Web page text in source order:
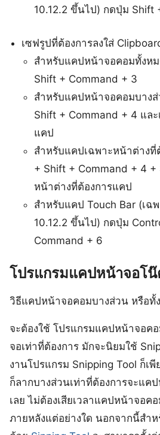
10.12.2 ขึ้นไป) กดปุ่ม Shift
เซฟรูปที่ต้องการลงใส่
สำหรับแคปหน้าจอคอมทั้งห
Shift + Command + 3
สำหรับแคปหน้าจอคอมบาง
Shift + Command + 4 แล
แคป
สำหรับแคปเฉพาะหน้าต่างที่
+ Shift + Command + 4 +
หน้าต่างที่ต้องการแคป
สำหรับแคป Touch Bar (เฉ
10.12.2 ขึ้นไป) กดปุ่ม
Command + 6
โปรแกรมแคปหน้าจอโ
วิธีแคปหน้าจอคอมบางส่วน หรือทั้
จะต้องใช้ โปรแกรมแคปหน้าจอค
จอเท่าที่ต้องการ มักจะนิยมใช้
งานโปรแกรม Snipping Tool ก็เ
ก็ลากบางส่วนเท่าที่ต้องการจะแค
เลย ไม่ต้องเสียเวลาแคปหน้าจอ
ภายหลังแต่อย่างใด นอกจากนี้สำ